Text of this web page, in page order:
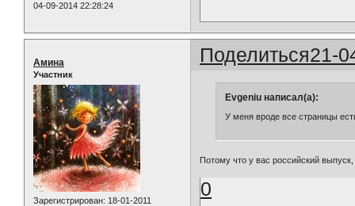
04-09-2014 22:28:24
Поделиться21-
Амина
Участник
Зарегистрирован: 18-01-2011
Evgeniu написал(а):
У меня вроде все страницы
Потому что у вас российский
0